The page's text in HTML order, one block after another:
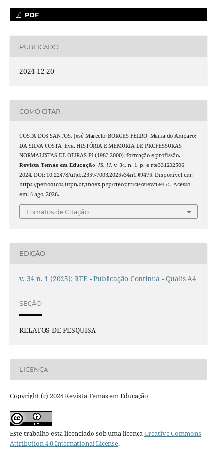
PDF
PUBLICADO
2024-12-20
COMO CITAR
COSTA DOS SANTOS, José Marcelo; BORGES FERRO, Maria do Amparo;
DA SILVA COSTA, Eva. HISTÓRIA E MEMÓRIA DE PROFESSORAS
NORMALISTAS DE OEIRAS-PI (1983-2000): formação e profissão.
Revista Temas em Educação, [S. l.], v. 34, n. 1, p. e-rte331202506,
2024. DOI: 10.22478/ufpb.2359-7003.2025v34n1.69475. Disponível em:
https://periodicos.ufpb.br/index.php/rteo/article/view/69475. Acesso
em: 6 ago. 2026.
Fomatos de Citação
EDIÇÃO
v. 34 n. 1 (2025): RTE - Publicação Contínua - Qualis A4
SEÇÃO
RELATOS DE PESQUISA
LICENÇA
Copyright (c) 2024 Revista Temas em Educação
Este trabalho está licenciado sob uma licençaCreative Commons
Attribution 4.0 International License.